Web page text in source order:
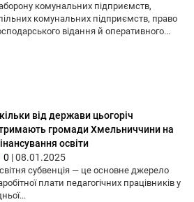
комунальних підприємств,
комунальних підприємств, право
відання й оперативного...
від держави цьогоріч
громади Хмельниччини на
освіти
0 |08.01.2025
субвенція — це основне джерело
плати педагогічних працівників у